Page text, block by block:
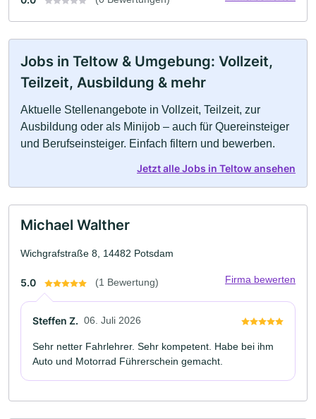
Jobs in Teltow & Umgebung: Vollzeit,
Teilzeit, Ausbildung & mehr
Aktuelle Stellenangebote in Vollzeit, Teilzeit, zur
Ausbildung oder als Minijob – auch für Quereinsteiger
und Berufseinsteiger. Einfach filtern und bewerben.
Jetzt alle Jobs in Teltow ansehen
Michael Walther
Wichgrafstraße 8, 14482 Potsdam
5.0 (1 Bewertung) Firma bewerten
Steffen Z. 06. Juli 2026
Sehr netter Fahrlehrer. Sehr kompetent. Habe bei ihm
Auto und Motorrad Führerschein gemacht.